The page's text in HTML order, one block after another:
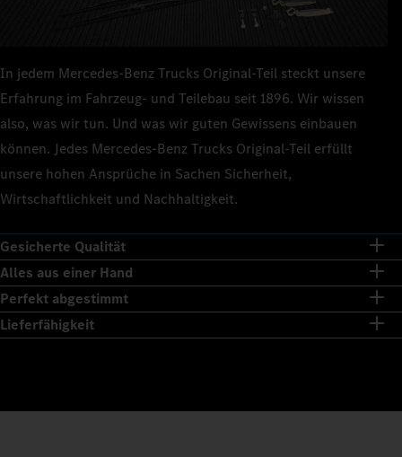
In jedem Mercedes‑Benz Trucks Original-Teil steckt unsere
Erfahrung im Fahrzeug- und Teilebau seit 1896. Wir wissen
also, was wir tun. Und was wir guten Gewissens einbauen
können. Jedes Mercedes‑Benz Trucks Original‑Teil erfüllt
unsere hohen Ansprüche in Sachen Sicherheit,
Wirtschaftlichkeit und Nachhaltigkeit.
Gesicherte Qualität
Alles aus einer Hand
Perfekt abgestimmt
Lieferfähigkeit